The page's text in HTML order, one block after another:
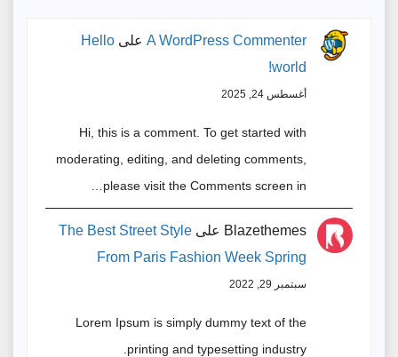
A WordPress Commenter على Hello
world!
أغسطس 24, 2025
Hi, this is a comment. To get started with
moderating, editing, and deleting comments,
please visit the Comments screen in…
Blazethemes على The Best Street Style
From Paris Fashion Week Spring
سبتمبر 29, 2022
Lorem Ipsum is simply dummy text of the
printing and typesetting industry.